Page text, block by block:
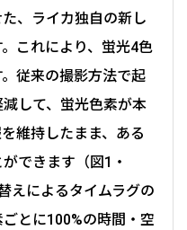
、ライカ独自の新し
これにより、蛍光4色
従来の撮影方法で起
して、蛍光色素が本
維持したまま、ある
できます（図1・
えによるタイムラグの
とに100%の時間・空